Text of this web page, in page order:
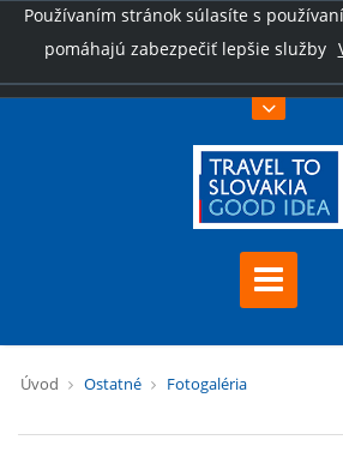
Používaním stránok súlasíte s
pomáhajú zabezpečiť lepšie služby
Úvod Ostatné Fotogaléria